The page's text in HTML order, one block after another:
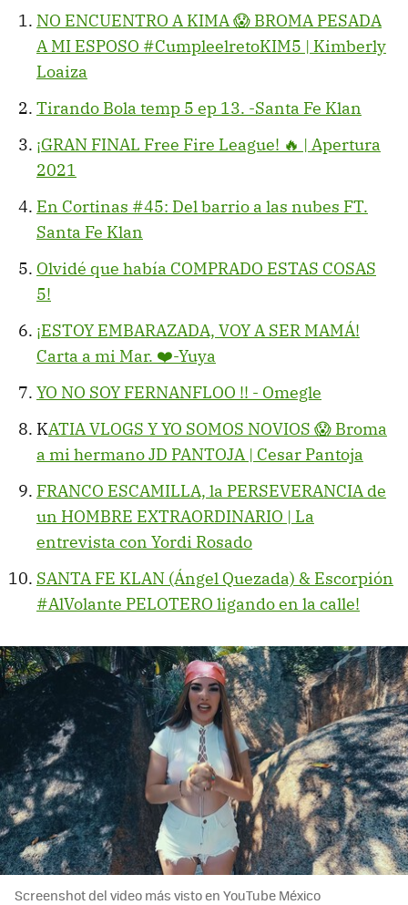
NO ENCUENTRO A KIMA 😱 BROMA PESADA
A MI ESPOSO #CumpleelretoKIM5 | Kimberly
Loaiza
Tirando Bola temp 5 ep 13. -Santa Fe Klan
¡GRAN FINAL Free Fire League! 🔥 | Apertura
2021
En Cortinas #45: Del barrio a las nubes FT.
Santa Fe Klan
Olvidé que había COMPRADO ESTAS COSAS
5!
¡ESTOY EMBARAZADA, VOY A SER MAMÁ!
Carta a mi Mar. ❤️-Yuya
YO NO SOY FERNANFLOO !! - Omegle
KATIA VLOGS Y YO SOMOS NOVIOS 😱 Broma
a mi hermano JD PANTOJA | Cesar Pantoja
FRANCO ESCAMILLA, la PERSEVERANCIA de
un HOMBRE EXTRAORDINARIO | La
entrevista con Yordi Rosado
SANTA FE KLAN (Ángel Quezada) & Escorpión
#AlVolante PELOTERO ligando en la calle!
Screenshot del video más visto en YouTube México